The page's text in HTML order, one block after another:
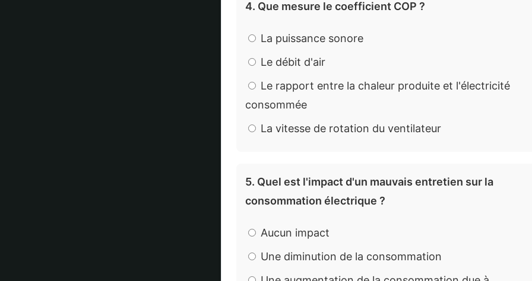
4. Que mesure le coefficient COP ?
La puissance sonore
Le débit d'air
Le rapport entre la chaleur produite et l'électricité
consommée
La vitesse de rotation du ventilateur
5. Quel est l'impact d'un mauvais entretien sur la
consommation électrique ?
Aucun impact
Une diminution de la consommation